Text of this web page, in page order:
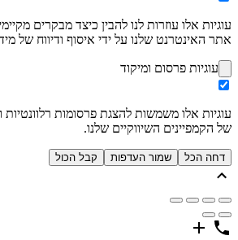
עוגיות אלו עוזרות לנו להבין כיצד מבקרים
אתר האינטרנט שלנו על ידי איסוף ודיווח של
עוגיות פרסום ומיקוד
עוגיות אלו משמשות להצגת פרסומות
של הקמפיינים השיווקיים שלנו.
דחה הכל שמור העדפות קבל הכול